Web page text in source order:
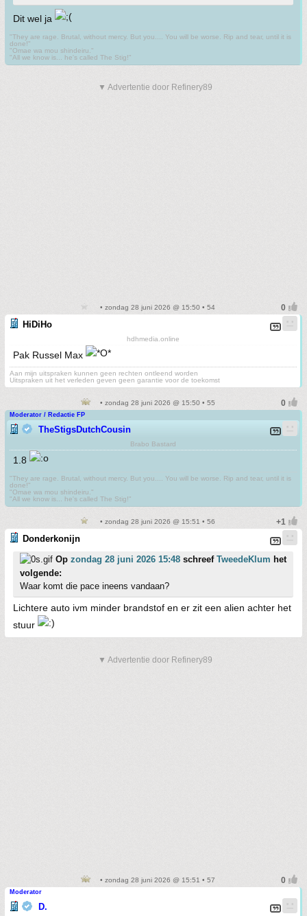
Dit wel ja
"They are rage. Brutal, without mercy. But you.... You will be worse. Rip and tear, until it is
done!"
"Omae wa mou shindeiru."
"All we know is... he's called The Stig!"
▼ Advertentie door Refinery89
• zondag 28 juni 2026 @ 15:50 • 54
HiDiHo
hdhmedia.online
Pak Russel Max
Aan mijn uitspraken kunnen geen rechten ontleend worden
Uitspraken uit het verleden geven geen garantie voor de toekomst
• zondag 28 juni 2026 @ 15:50 • 55
Moderator / Redactie FP
TheStigsDutchCousin
Brabo Bastard
1.8
"They are rage. Brutal, without mercy. But you.... You will be worse. Rip and tear, until it is
done!"
"Omae wa mou shindeiru."
"All we know is... he's called The Stig!"
• zondag 28 juni 2026 @ 15:51 • 56
Donderkonijn
Op zondag 28 juni 2026 15:48 schreef TweedeKlum het
volgende:
Waar komt die pace ineens vandaan?
Lichtere auto ivm minder brandstof en er zit een alien achter het
stuur
▼ Advertentie door Refinery89
• zondag 28 juni 2026 @ 15:51 • 57
Moderator
D.